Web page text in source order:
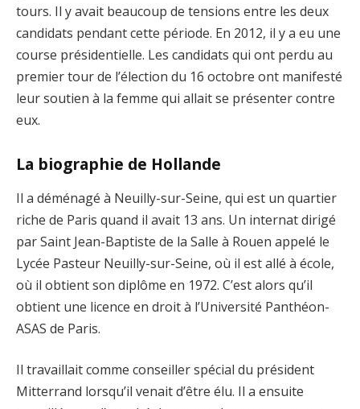
tours. Il y avait beaucoup de tensions entre les deux
candidats pendant cette période. En 2012, il y a eu une
course présidentielle. Les candidats qui ont perdu au
premier tour de l’élection du 16 octobre ont manifesté
leur soutien à la femme qui allait se présenter contre
eux.
La biographie de Hollande
Il a déménagé à Neuilly-sur-Seine, qui est un quartier
riche de Paris quand il avait 13 ans. Un internat dirigé
par Saint Jean-Baptiste de la Salle à Rouen appelé le
Lycée Pasteur Neuilly-sur-Seine, où il est allé à école,
où il obtient son diplôme en 1972. C’est alors qu’il
obtient une licence en droit à l’Université Panthéon-
ASAS de Paris.
Il travaillait comme conseiller spécial du président
Mitterrand lorsqu’il venait d’être élu. Il a ensuite